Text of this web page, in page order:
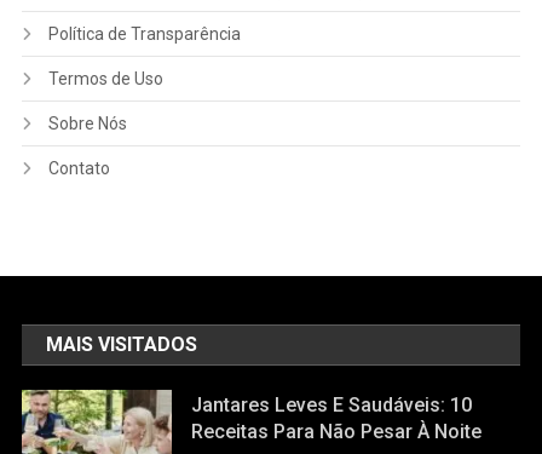
Política de Transparência
Termos de Uso
Sobre Nós
Contato
MAIS VISITADOS
Jantares Leves E Saudáveis: 10
Receitas Para Não Pesar À Noite